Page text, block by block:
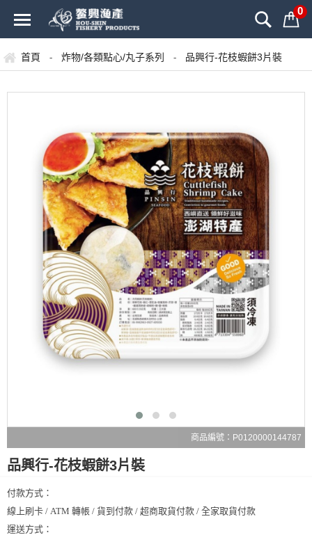
0
首頁 - 炸物/各類點心/丸子系列 - 品興行-花枝蝦餅3片裝
商品編號：P0120000144787
品興行-花枝蝦餅3片裝
付款方式：
線上刷卡 / ATM 轉帳 / 貨到付款 / 超商取貨付款 / 全家取貨付款
運送方式：